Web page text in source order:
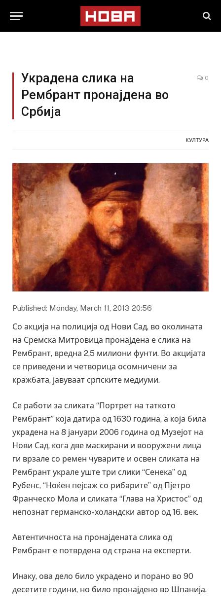
Украдена слика на
Рембрант пронајдена во
Србија
0
КУЛТУРА
Published: Monday, March 11, 2013 20:56
Со акција на полиција од Нови Сад, во околината
на Сремска Митровица пронајдена е слика на
Рембрант, вредна 2,5 милиони фунти. Во акцијата
се приведени и четворица осомничени за
кражбата, јавуваат српските медиуми.
Се работи за сликата “Портрет на таткото
Рембрант” која датира од 1630 година, а која била
украдена на 8 јануари 2006 година од Музејот на
Нови Сад, кога две маскирани и вооружени лица
ги врзале со ремен чуварите и освен сликата на
Рембрант украле уште три слики “Сенека” од
Рубенс, “Ноќен пејсаж со рибарите” од Пјетро
Франческо Мола и сликата “Глава на Христос” од
непознат германско-холандски автор од 16. век.
Автентичноста на пронајдената слика од
Рембрант е потврдена од страна на експерти.
Инаку, ова дело било украдено и порано во 90
десетите години, но било пронајдено во Шпанија.